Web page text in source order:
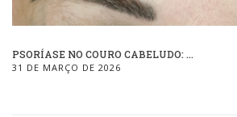
PSORÍASE NO COURO CABELUDO: ...
31 DE MARÇO DE 2026